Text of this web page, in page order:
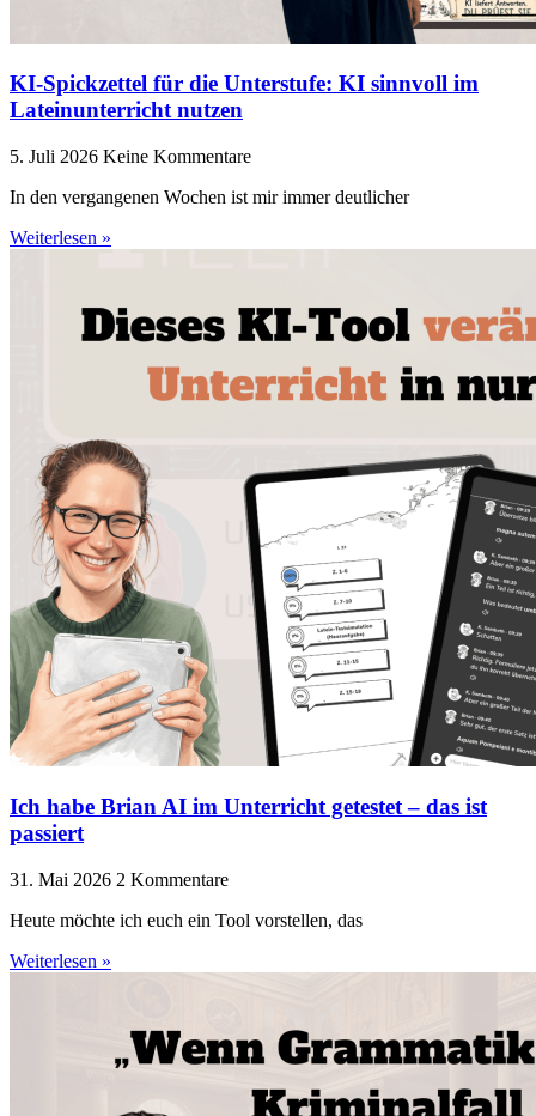
KI-Spickzettel für die Unterstufe: KI sinnvoll im
Lateinunterricht nutzen
5. Juli 2026 Keine Kommentare
In den vergangenen Wochen ist mir immer deutlicher
Weiterlesen »
Ich habe Brian AI im Unterricht getestet – das ist
passiert
31. Mai 2026 2 Kommentare
Heute möchte ich euch ein Tool vorstellen, das
Weiterlesen »